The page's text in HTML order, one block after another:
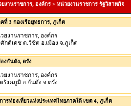
งานราชการ, องค์กร > หน่วยงานราชการ รัฐวิสาหกิจ
ที่ 3 กองเรือยุทธการ, ภูเก็ต
ยงานราชการ, องค์กร
กดิเดช ต.วิชิต อ.เมือง จ.ภูเก็ต
งกันตัง, ตรัง
ยงานราชการ, องค์กร
รังคภูมิ อ.กันตัง จ.ตรัง
รท่องเที่ยวแห่งประเทศไทยภาคใต้ เขต 4, ภูเก็ต